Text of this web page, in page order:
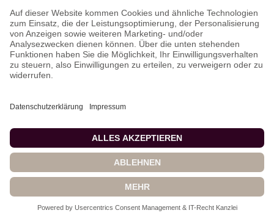
Termine nach Vereinbarung
Kontakt per eMail:mail@carinaneuner.com
Systemischer Coach
Paarberaterin
und Mitglied im DGSF
AGBs
Made with love
SEHR GUT
126 Kundenbewertungen
Authentizität
Kundenbewertungen und Erfahrungen zu
Carina Neuner
6
Bewertungen von 1
anderen Quelle
Blick aufs ProvenExpert-Profil werfen